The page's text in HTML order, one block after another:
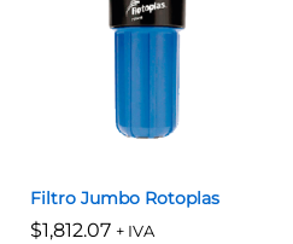
Filtro Jumbo Rotoplas
$1,812.07 + IVA